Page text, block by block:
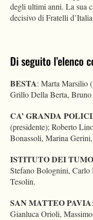
degli ultimi anni. La sua
decisivo di Fratelli
Di seguito l’elenco
BESTA: Marta Marsilio
Grillo Della Berta,
CA’ GRANDA
(presidente); Roberto
Bonassoli, Marina
ISTITUTO DEI
Stefano Bolognini, Carlo
Tesolin.
SAN MATTEO PAVIA
Gianluca Orioli,